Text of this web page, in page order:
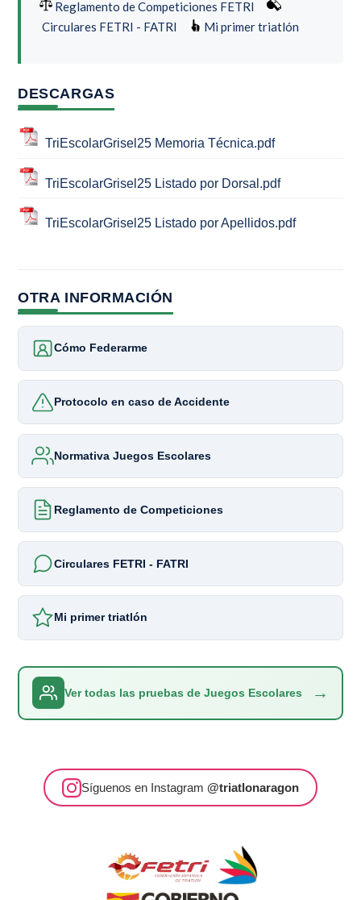
Reglamento de Competiciones FETRI
Circulares FETRI - FATRI
Mi primer triatlón
DESCARGAS
TriEscolarGrisel25 Memoria Técnica.pdf
TriEscolarGrisel25 Listado por Dorsal.pdf
TriEscolarGrisel25 Listado por Apellidos.pdf
OTRA INFORMACIÓN
Cómo Federarme
Protocolo en caso de Accidente
Normativa Juegos Escolares
Reglamento de Competiciones
Circulares FETRI - FATRI
Mi primer triatlón
Ver todas las pruebas de Juegos Escolares →
Síguenos en Instagram @triatlonaragon